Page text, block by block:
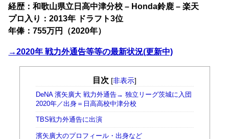
経歴：和歌山県立日高中津分校 – Honda鈴鹿 – 楽天
プロ入り：2013年 ドラフト3位
年俸：755万円（2020年）
→2020年 戦力外通告等等の最新状況(更新中)
目次 [非表示]
DeNA 濱矢廣大 戦力外通告→ 独立リーグ茨城に入団
2020年／出身＝日高高校中津分校
TBS戦力外通告に出演
濱矢廣大のプロフィール・出身など